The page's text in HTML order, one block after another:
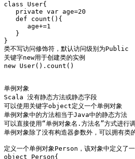
class User{
   private var age=20
   def count(){
      age+=1
   }
}
类不写访问修饰符，默认访问级别为Public
关键字new用于创建类的实例
new User().count()
单例对象
Scala 没有静态方法或静态字段
可以使用关键字object定义一个单例对象
单例对象中的方法相当于Java中的静态方法
可以直接使用“单例对象名.方法名”方式进行
单例对象除了没有构造器参数外，可以拥有类
定义一个单例对象Person，该对象中定义
object Person{